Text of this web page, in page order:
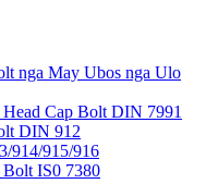
nga May Ubos nga Ulo
Cap Bolt DIN 7991
DIN 912
914/915/916
IS0 7380